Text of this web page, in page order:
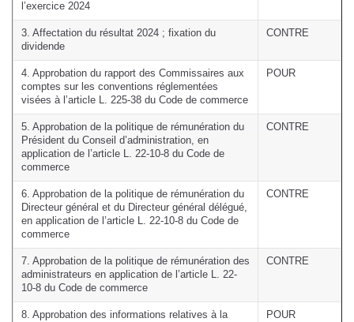
l’exercice 2024
3. Affectation du résultat 2024 ; fixation du
dividende
CONTRE
4. Approbation du rapport des Commissaires aux
comptes sur les conventions réglementées
visées à l’article L. 225-38 du Code de commerce
POUR
5. Approbation de la politique de rémunération du
Président du Conseil d’administration, en
application de l’article L. 22-10-8 du Code de
commerce
CONTRE
6. Approbation de la politique de rémunération du
Directeur général et du Directeur général délégué,
en application de l’article L. 22-10-8 du Code de
commerce
CONTRE
7. Approbation de la politique de rémunération des
administrateurs en application de l’article L. 22-
10-8 du Code de commerce
CONTRE
8. Approbation des informations relatives à la
POUR